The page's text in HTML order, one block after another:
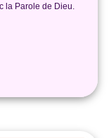
la Parole de Dieu.